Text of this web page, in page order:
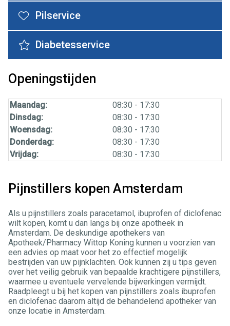
Pijnstillers kopen Amsterdam
Als u pijnstillers zoals paracetamol, ibuprofen of diclofenac
wilt kopen, komt u dan langs bij onze apotheek in
Amsterdam. De deskundige apothekers van
Apotheek/Pharmacy Wittop Koning kunnen u voorzien van
een advies op maat voor het zo effectief mogelijk
bestrijden van uw pijnklachten. Ook kunnen zij u tips geven
over het veilig gebruik van bepaalde krachtigere pijnstillers,
waarmee u eventuele vervelende bijwerkingen vermijdt.
Raadpleegt u bij het kopen van pijnstillers zoals ibuprofen
en diclofenac daarom altijd de behandelend apotheker van
onze locatie in Amsterdam.
Pilservice
Diabetesservice
Openingstijden
Maandag:
08:30 - 17:30
Dinsdag:
08:30 - 17:30
Woensdag:
08:30 - 17:30
Donderdag:
08:30 - 17:30
Vrijdag:
08:30 - 17:30